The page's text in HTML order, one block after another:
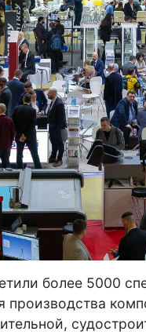
более 5000
производства